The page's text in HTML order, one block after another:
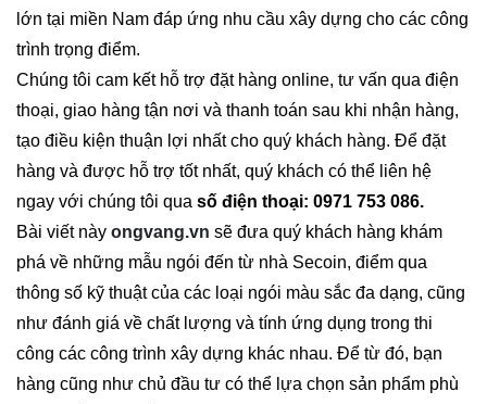
lớn tại miền Nam đáp ứng nhu cầu xây dựng cho các công
trình trọng điểm.
Chúng tôi cam kết hỗ trợ đặt hàng online, tư vấn qua điện
thoại, giao hàng tận nơi và thanh toán sau khi nhận hàng,
tạo điều kiện thuận lợi nhất cho quý khách hàng. Để đặt
hàng và được hỗ trợ tốt nhất, quý khách có thể liên hệ
ngay với chúng tôi qua số điện thoại: 0971 753 086.
Bài viết này ongvang.vn sẽ đưa quý khách hàng khám
phá về những mẫu ngói đến từ nhà Secoin, điểm qua
thông số kỹ thuật của các loại ngói màu sắc đa dạng, cũng
như đánh giá về chất lượng và tính ứng dụng trong thi
công các công trình xây dựng khác nhau. Để từ đó, bạn
hàng cũng như chủ đầu tư có thể lựa chọn sản phẩm phù